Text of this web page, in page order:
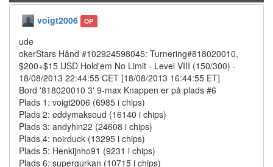
voigt2006 OP
ude
okerStars Hånd #102924598045: Turnering#818020010,
$200+$15 USD Hold'em No Limit - Level VIII (150/300) -
18/08/2013 22:44:55 CET [18/08/2013 16:44:55 ET]
Bord '818020010 3' 9-max Knappen er på plads #6
Plads 1: voigt2006 (6985 i chips)
Plads 2: eddymaksoud (16140 i chips)
Plads 3: andyhin22 (24608 i chips)
Plads 4: noirduck (13295 i chips)
Plads 5: Henkijnho91 (9231 i chips)
Plads 6: supergurkan (10715 i chips)